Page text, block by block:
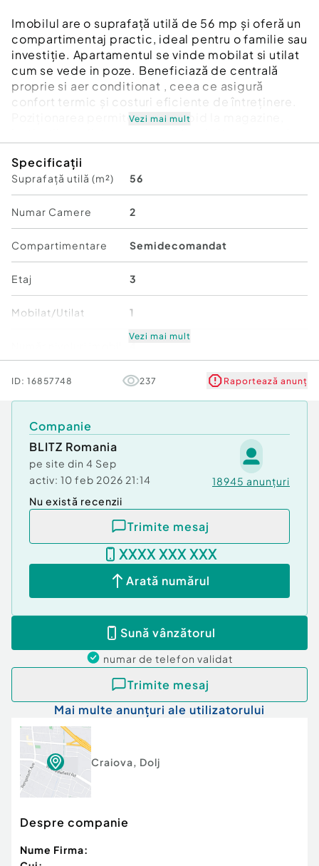
Imobilul are o suprafață utilă de 56 mp și oferă un
compartimentaj practic, ideal pentru o familie sau
investiție. Apartamentul se vinde mobilat si utilat
cum se vede in poze. Beneficiază de centrală
proprie si aer conditionat , ceea ce asigură
confort termic și costuri eficiente de întreținere.
Poziționarea permite acces rapid la magazine,
Pentru mai multe detalii va asteptam la vizionare.
Cod ofertă / ID BLITZ: P173494
Id intern: P173494
Confort:1
Tip imobil:Bloc de apartamente
Număr Băi:
Vezi mai mult
Specificații
Suprafață utilă (m²) 56
Numar Camere 2
Compartimentare Semidecomandat
Etaj 3
Mobilat/Utilat 1
Stare Bună
Vezi mai mult
ID: 16857748 237 Raportează anunț
Companie
BLITZ Romania
pe site din 4 Sep
activ: 10 feb 2026 21:14 18945 anunțuri
Nu există recenzii
Trimite mesaj
XXXX XXX XXX
Arată numărul
Sună vânzătorul
numar de telefon validat
Trimite mesaj
Mai multe anunțuri ale utilizatorului
Craiova, Dolj
Despre companie
Nume Firma: